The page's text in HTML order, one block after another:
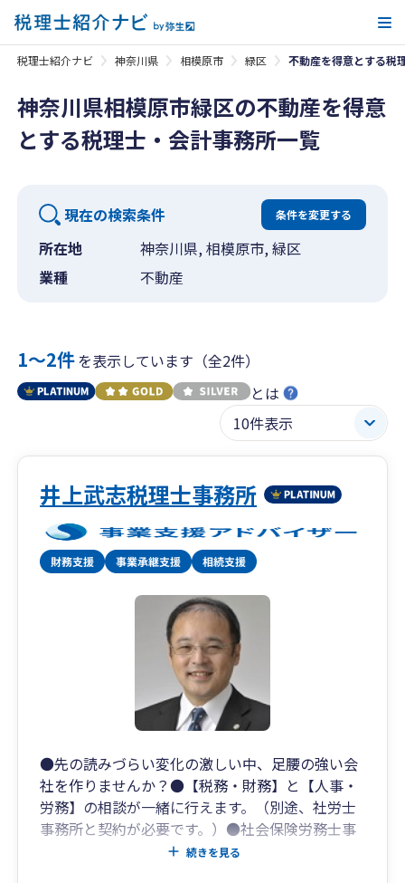
税理士紹介ナビ 神奈川県 相模原市 緑区 不動産を得意とする税
神奈川県相模原市緑区の不動産を得意
とする税理士・会計事務所一覧
現在の検索条件 条件を変更する
所在地
神奈川県, 相模原市, 緑区
業種
不動産
1〜2件を表示しています（全2件）
とは
井上武志税理士事務所
●先の読みづらい変化の激しい中、足腰の強い会
社を作りませんか？●【税務・財務】と【人事・
労務】の相談が一緒に行えます。（別途、社労士
事務所と契約が必要です。）●社会保険労務士事
務所／行政書士事務所を併設（税理士のみの依頼
続きを見る